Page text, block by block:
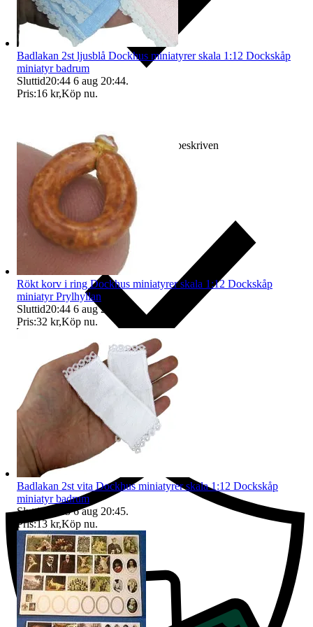
Ersättning om varan inte är som beskriven
Ersättning om du inte får din vara
Badlakan 2st ljusblå Dockhus miniatyrer skala 1:12 Dockskåp
miniatyr badrum
Sluttid20:44 6 aug 20:44.
Pris:16 kr,Köp nu.
Rökt korv i ring Dockhus miniatyrer skala 1:12 Dockskåp
miniatyr Prylhyllan
Sluttid20:44 6 aug 20:44
Pris:32 kr,Köp nu.
Badlakan 2st vita Dockhus miniatyrer skala 1:12 Dockskåp
miniatyr badrum
Sluttid 20:45 6 aug 20:45.
Pris:13 kr,Köp nu.